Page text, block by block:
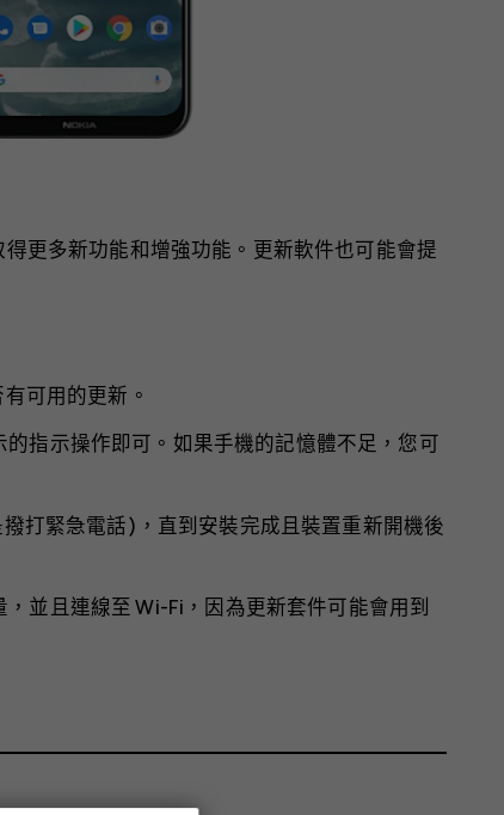
更多新功能和增強功能。更新軟件也可能會提
可用的更新。
指示操作即可。如果手機的記憶體不足，您可
打緊急電話)，直到安裝完成且裝置重新開機後
並且連線至 Wi-Fi，因為更新套件可能會用到